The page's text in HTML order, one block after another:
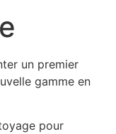
un premier
gamme en
pour